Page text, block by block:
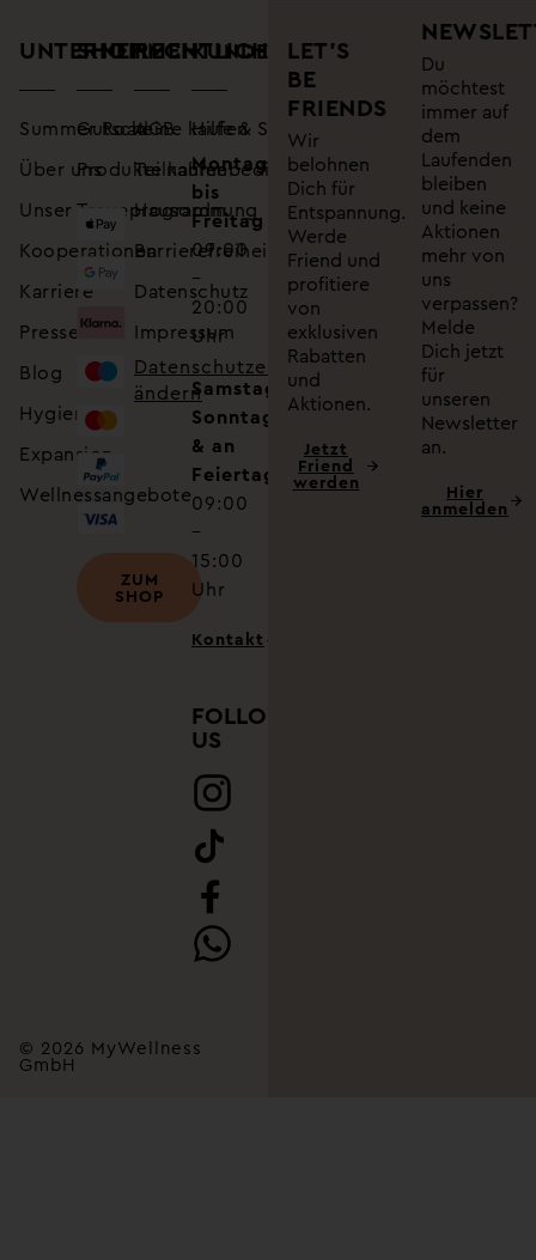
UNTERNEHMEN
Summer Road
Über uns
Unser Treueprogramm
Kooperationen
Karriere
Presse
Blog
Hygiene
Expansion
Wellnessangebote
SHOP
Gutscheine kaufen
Produkte kaufen
ZUM
SHOP
RECHTLICHES
AGB
Teilnahmebedingungen
Hausordnung
Barrierefreiheitserklärung
Datenschutz
Impressum
Datenschutzeinstellungen
ändern
KUNDENSUPPORT
Hilfe & Service
Montag
bis
Freitag
09:00
–
20:00
Uhr
Samstag,
Sonntag
& an
Feiertagen
09:00
–
15:00
Uhr
Kontakt
FOLLOW
US
© 2026 MyWellness
GmbH
LET’S
BE
FRIENDS
Wir
belohnen
Dich für
Entspannung.
Werde
Friend und
profitiere
von
exklusiven
Rabatten
und
Aktionen.
Jetzt
Friend
werden
Du
möchtest
immer auf
dem
Laufenden
bleiben
und keine
Aktionen
mehr von
uns
verpassen?
Melde
Dich jetzt
für
unseren
Newsletter
an.
Hier
anmelden